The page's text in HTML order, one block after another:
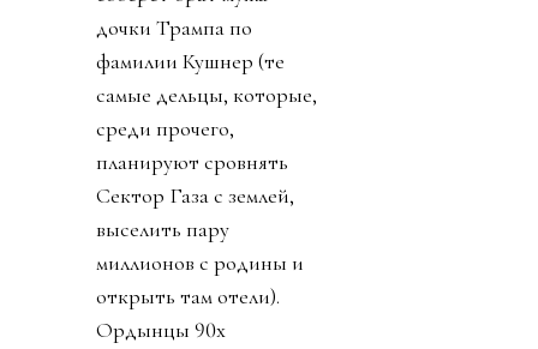
дочки Трампа по
фамилии Кушнер (те
самые дельцы, которые,
среди прочего,
планируют сровнять
Сектор Газа с землей,
выселить пару
миллионов с родины и
открыть там отели).
Ордынцы 90х